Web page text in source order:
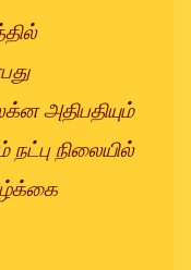
அதிபதியும்
நிலையில்